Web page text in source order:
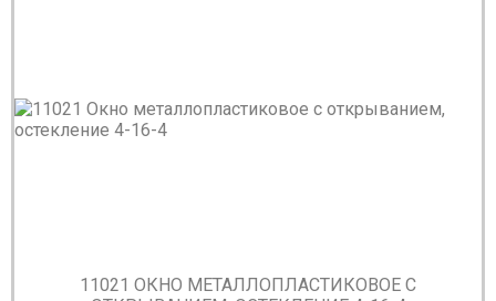
11021 ОКНО МЕТАЛЛОПЛАСТИКОВОЕ С